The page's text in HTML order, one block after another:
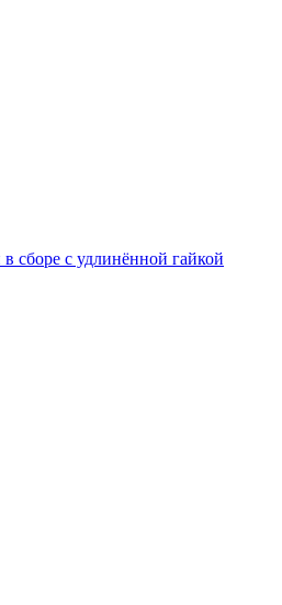
сборе с удлинённой гайкой